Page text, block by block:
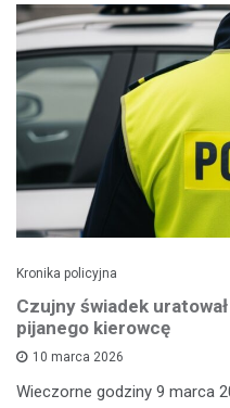
Kronika policyjna
Czujny świadek
pijanego kierowcę
10 marca 2026
Wieczorne godziny 9 marca